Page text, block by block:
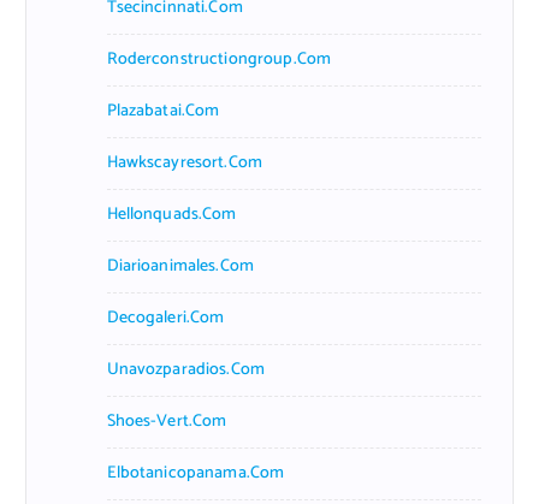
Tsecincinnati.com
Roderconstructiongroup.com
Plazabatai.com
Hawkscayresort.com
Hellonquads.com
Diarioanimales.com
Decogaleri.com
Unavozparadios.com
Shoes-Vert.com
Elbotanicopanama.com